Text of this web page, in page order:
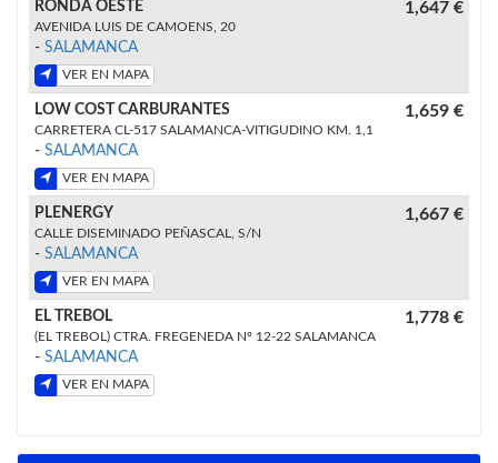
RONDA OESTE
AVENIDA LUIS DE CAMOENS, 20
- SALAMANCA
VER EN MAPA
1,647 €
LOW COST CARBURANTES
CARRETERA CL-517 SALAMANCA-VITIGUDINO KM. 1,1
- SALAMANCA
VER EN MAPA
1,659 €
PLENERGY
CALLE DISEMINADO PEÑASCAL, S/N
- SALAMANCA
VER EN MAPA
1,667 €
EL TREBOL
(EL TREBOL) CTRA. FREGENEDA Nº 12-22 SALAMANCA
- SALAMANCA
VER EN MAPA
1,778 €